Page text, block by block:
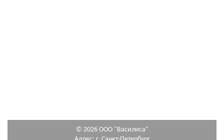
© 2026 ООО "Василиса"